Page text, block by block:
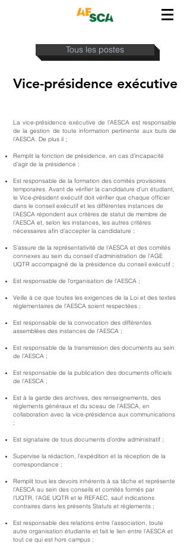
Tous les postes
Vice-présidence exécutive
La vice-présidence exécutive de l’AESCA est responsable
de la gestion de toute information pertinente aux buts de
l’AESCA. De plus il ;
Remplit la fonction de présidence, en cas d’incapacité
d’agir de la présidence ;
Est responsable de la formation des comités provisoires
temporaires. Avant de vérifier la candidature d’un étudiant,
le Vice-président exécutif doit vérifier que chaque officier
dans le conseil exécutif et les différentes instances de
l’AESCA répondent aux critères de statut de membre de
l’AESCA et, selon les instances, les autres critères
nécessaires afin d’accepter la candidature ;
S’assure de la représentativité de l’AESCA et des comités
connexes au sein du conseil d’administration de l’AGE
UQTR accompagné de la présidence du conseil exécutif ;
Est responsable de l’organisation de l’AESCA ;
Veille à ce que toutes les exigences de la Loi et des textes
réglementaires de l’AESCA soient respectées ;
Est responsable de la convocation des différentes
assemblées des instances de l’AESCA ;
Est responsable de la transmission des documents au sein
de l’AESCA ;
Est responsable de la publication des documents officiels
de l’AESCA ;
Est à la garde des archives, des renseignements, des
règlements généraux et du sceau de l’AESCA, en
collaboration avec la vice-présidence aux communications
;
Est signataire de tous documents d’ordre administratif ;
Supervise la rédaction, l’expédition et la réception de la
correspondance ;
Remplit tous les devoirs inhérents à sa tâche et représente
l’AESCA au sein des conseils et comités formés par
l’UQTR, l’AGE UQTR et le REFAEC, sauf indications
contraires dans les présents Statuts et règlements ;
Est responsable des relations entre l’association, toute
autre organisation étudiante et fait le lien entre l’AESCA et
tout ce qui est hors campus ;